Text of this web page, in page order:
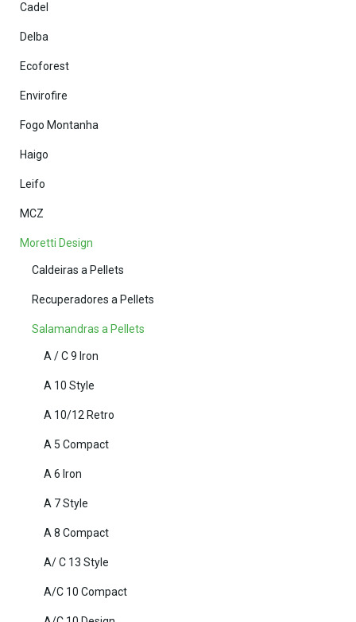
Cadel
Delba
Ecoforest
Envirofire
Fogo Montanha
Haigo
Leifo
MCZ
Moretti Design
Caldeiras a Pellets
Recuperadores a Pellets
Salamandras a Pellets
A / C 9 Iron
A 10 Style
A 10/12 Retro
A 5 Compact
A 6 Iron
A 7 Style
A 8 Compact
A/ C 13 Style
A/C 10 Compact